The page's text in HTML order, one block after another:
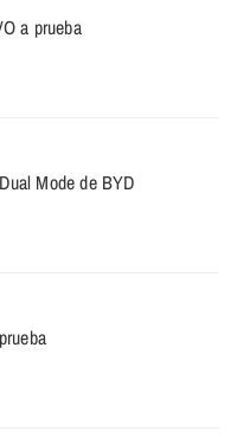
a prueba
Mode de BYD